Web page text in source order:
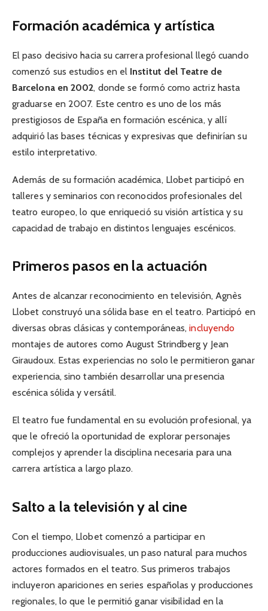
Formación académica y artística
El paso decisivo hacia su carrera profesional llegó cuando
comenzó sus estudios en el Institut del Teatre de
Barcelona en 2002, donde se formó como actriz hasta
graduarse en 2007. Este centro es uno de los más
prestigiosos de España en formación escénica, y allí
adquirió las bases técnicas y expresivas que definirían su
estilo interpretativo.
Además de su formación académica, Llobet participó en
talleres y seminarios con reconocidos profesionales del
teatro europeo, lo que enriqueció su visión artística y su
capacidad de trabajo en distintos lenguajes escénicos.
Primeros pasos en la actuación
Antes de alcanzar reconocimiento en televisión, Agnès
Llobet construyó una sólida base en el teatro. Participó en
diversas obras clásicas y contemporáneas,incluyendo
montajes de autores como August Strindberg y Jean
Giraudoux. Estas experiencias no solo le permitieron ganar
experiencia, sino también desarrollar una presencia
escénica sólida y versátil.
El teatro fue fundamental en su evolución profesional, ya
que le ofreció la oportunidad de explorar personajes
complejos y aprender la disciplina necesaria para una
carrera artística a largo plazo.
Salto a la televisión y al cine
Con el tiempo, Llobet comenzó a participar en
producciones audiovisuales, un paso natural para muchos
actores formados en el teatro. Sus primeros trabajos
incluyeron apariciones en series españolas y producciones
regionales, lo que le permitió ganar visibilidad en la